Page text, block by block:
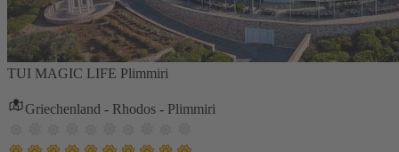
TUI MAGIC LIFE Plimmiri
Griechenland - Rhodos - Plimmiri